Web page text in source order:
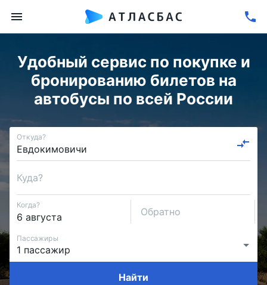
Удобный сервис по покупке и
бронированию билетов на
автобусы по всей России
Откуда?
Куда?
Когда?
Обратно
Пассажиры
Найти